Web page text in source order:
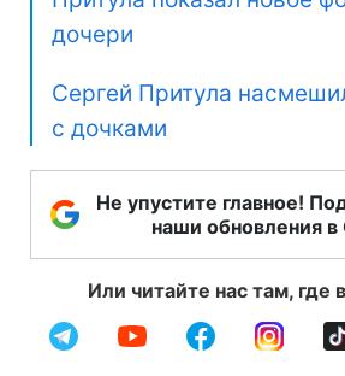
дочери
Сергей Притула
с дочками
Не упустите главное!
наши обновления в
Или читайте нас там, где